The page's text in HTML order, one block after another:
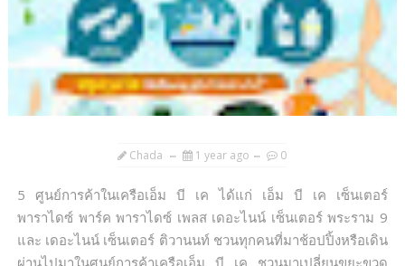
Chada 1 year ago 0
5 ศูนย์การค้าในเครือเอ็ม บี เค ได้แก่ เอ็ม บี เค เซ็นเตอร์
พาราไดซ์ พาร์ค พาราไดซ์ เพลส เดอะไนน์ เซ็นเตอร์ พระราม 9
และ เดอะไนน์ เซ็นเตอร์ ติวานนท์ ชวนทุกคนที่มาช้อปปิ้งหรือเดิน